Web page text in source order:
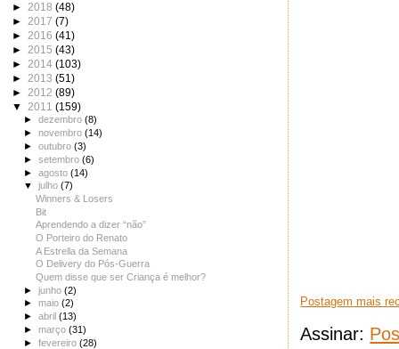
Postagem mais
Assinar:
► 2018 (48)
► 2017 (7)
► 2016 (41)
► 2015 (43)
► 2014 (103)
► 2013 (51)
► 2012 (89)
▼ 2011 (159)
►dezembro(8)
►novembro(14)
►outubro(3)
►setembro(6)
►agosto(14)
▼julho(7)
Winners & Losers
Bit
Aprendendo a dizer “não”
O Porteiro do Renato
A Estrella da Semana
O Delivery do Pós-Guerra
Quem disse que ser Criança é melhor?
►junho(2)
►maio(2)
►abril(13)
►março(31)
►fevereiro(28)